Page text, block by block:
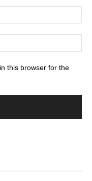
this browser for the